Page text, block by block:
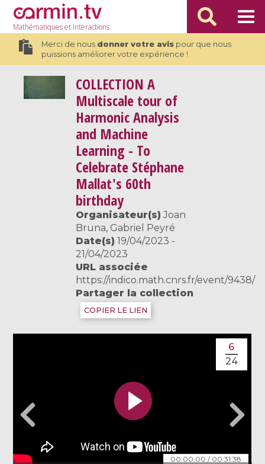
Mathématiqueset Interactions
Merci de nous donner votre avispour que nous
puissions améliorer votre expérience !
COLLECTION A
Multiscale tour of
Harmonic Analysis
and Machine
Learning - To
Celebrate Stéphane
Mallat's 60th
birthday
Organisateur(s) Joan
Bruna, Gabriel Peyré
Date(s) 19/04/2023 -
21/04/2023
URL associée
https://indico.math.cnrs.fr/event/9438/
Partager la collection
COPIER LE LIEN
00:00:00 / 00:31:38
6
24